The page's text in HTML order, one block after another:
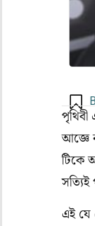
পৃথিবী
আজ্ঞে
টিকে
এই যে